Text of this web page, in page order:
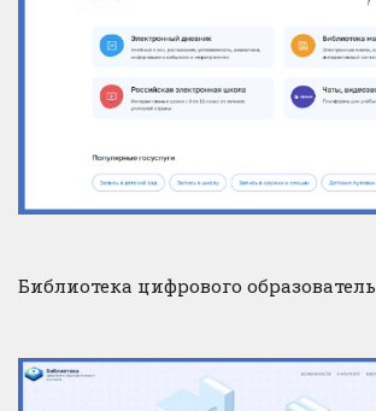
Библиотека цифрового